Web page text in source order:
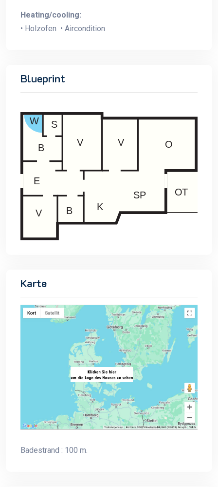
Heating/cooling:
• Holzofen • Aircondition
Blueprint
Karte
Badestrand : 100 m.